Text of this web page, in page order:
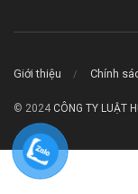
Giới thiệu Chính
© 2024 CÔNG TY LUẬT